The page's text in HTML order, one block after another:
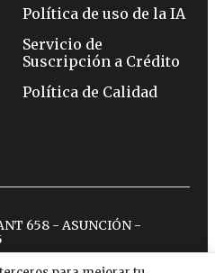
Política de uso de la IA
Servicio de
Suscripción a Crédito
Política de Calidad
658 - ASUNCIÓN -